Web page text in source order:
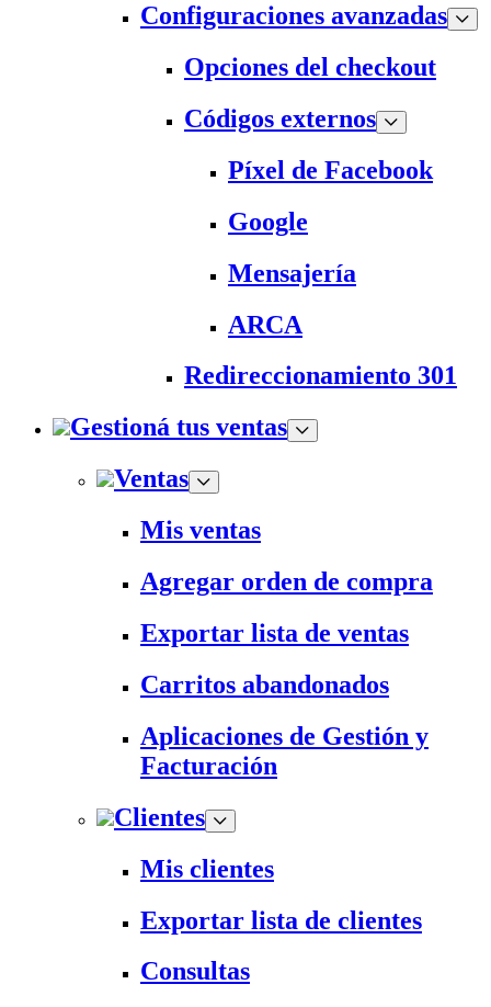
Configuraciones avanzadas
Opciones del checkout
Códigos externos
Píxel de Facebook
Google
Mensajería
ARCA
Redireccionamiento 301
Gestioná tus ventas
Ventas
Mis ventas
Agregar orden de compra
Exportar lista de ventas
Carritos abandonados
Aplicaciones de Gestión y
Facturación
Clientes
Mis clientes
Exportar lista de clientes
Consultas